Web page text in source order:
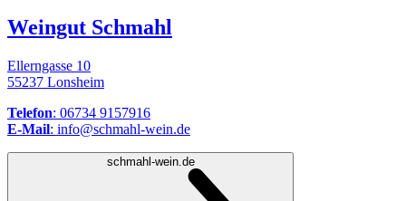
Weingut Schmahl
Ellerngasse 10
55237 Lonsheim
Telefon: 06734 9157916
E-Mail: info@schmahl-wein.de
schmahl-wein.de